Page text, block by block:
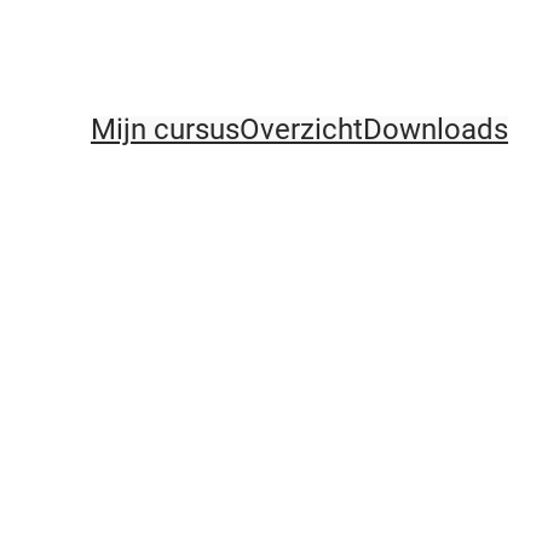
Mijn cursusOverzichtDownloads